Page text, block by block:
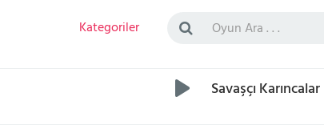
Kategoriler
Savaşçı Karıncalar